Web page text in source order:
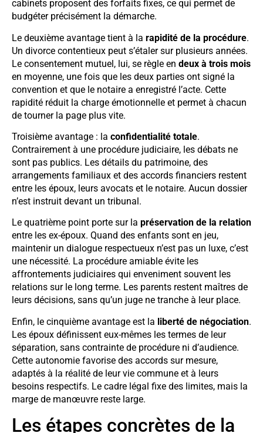
cabinets proposent des forfaits fixes, ce qui permet de
budgéter précisément la démarche.
Le deuxième avantage tient à la rapidité de la procédure.
Un divorce contentieux peut s’étaler sur plusieurs années.
Le consentement mutuel, lui, se règle en deux à trois mois
en moyenne, une fois que les deux parties ont signé la
convention et que le notaire a enregistré l’acte. Cette
rapidité réduit la charge émotionnelle et permet à chacun
de tourner la page plus vite.
Troisième avantage : la confidentialité totale.
Contrairement à une procédure judiciaire, les débats ne
sont pas publics. Les détails du patrimoine, des
arrangements familiaux et des accords financiers restent
entre les époux, leurs avocats et le notaire. Aucun dossier
n’est instruit devant un tribunal.
Le quatrième point porte sur la préservation de la relation
entre les ex-époux. Quand des enfants sont en jeu,
maintenir un dialogue respectueux n’est pas un luxe, c’est
une nécessité. La procédure amiable évite les
affrontements judiciaires qui enveniment souvent les
relations sur le long terme. Les parents restent maîtres de
leurs décisions, sans qu’un juge ne tranche à leur place.
Enfin, le cinquième avantage est la liberté de négociation.
Les époux définissent eux-mêmes les termes de leur
séparation, sans contrainte de procédure ni d’audience.
Cette autonomie favorise des accords sur mesure,
adaptés à la réalité de leur vie commune et à leurs
besoins respectifs. Le cadre légal fixe des limites, mais la
marge de manœuvre reste large.
Les étapes concrètes de la